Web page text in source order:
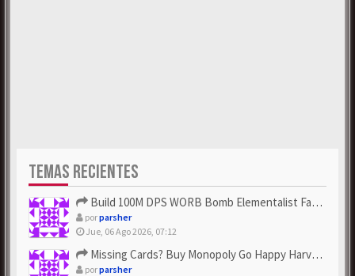
TEMAS RECIENTES
Build 100M DPS WORB Bomb Elementalist Fast - Grab POE Curren...
porparsher
Jue, 06 Ago 2026, 07:12
Missing Cards? Buy Monopoly Go Happy Harvest with Looney Tun...
porparsher